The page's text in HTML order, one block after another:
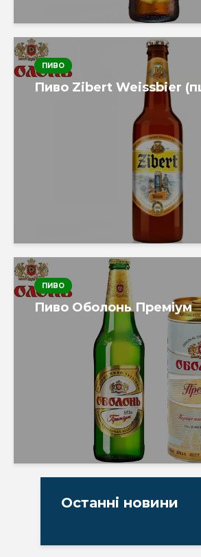
ПИВО
Пиво Zibert Weissbier
ПИВО
Пиво Оболонь Преміум
Останні новини